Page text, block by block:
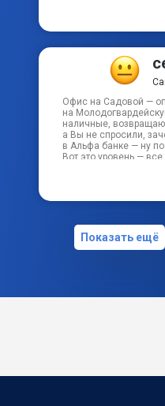
Офис на Садовой —
на
наличные,
а Вы не спросили,
в Альфа банке — ну
Вот это уровень —
Показать ещё